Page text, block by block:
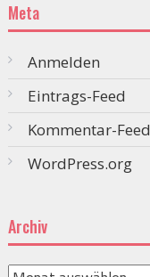
Meta
Anmelden
Eintrags-Feed
Kommentar-Feed
WordPress.org
Archiv